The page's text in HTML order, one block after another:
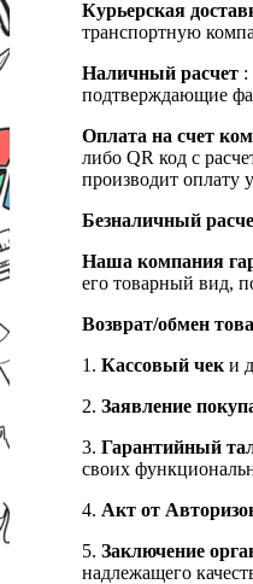
Курьерская
транспортную
Наличный расчет :
подтверждающие
Оплата на счет
либо QR код с
производит оплату
Безналичный
Наша компания
его товарный вид,
Возврат/обмен
1. Кассовый чек и
2. Заявление
3. Гарантийный
своих
4. Акт от
5. Заключение
надлежащего